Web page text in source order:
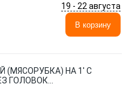
19 - 22 августа
В корзину
(МЯСОРУБКА) НА 1' С
ГОЛОВОК